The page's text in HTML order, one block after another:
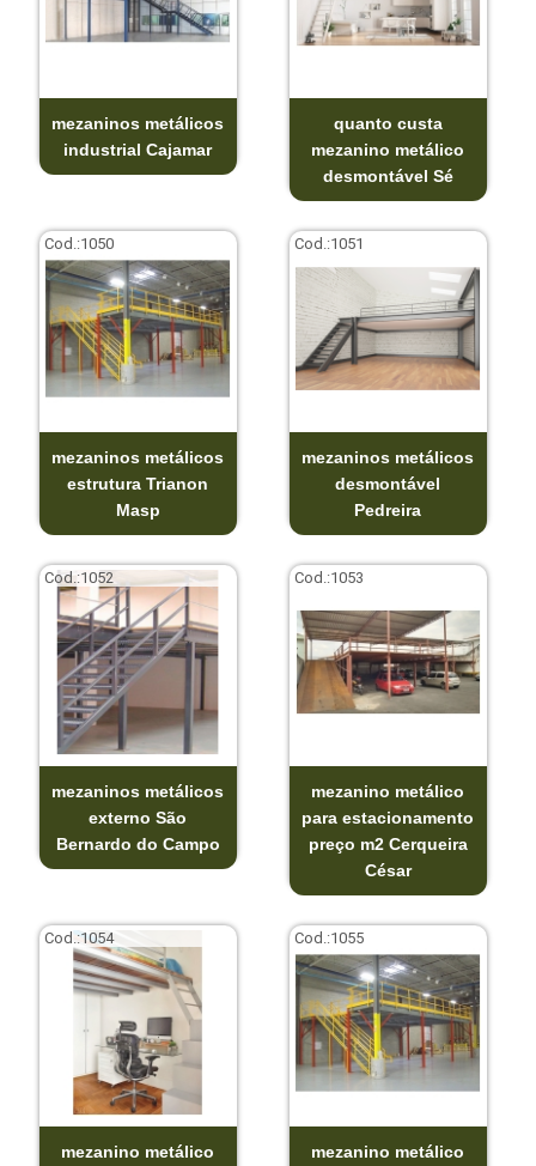
mezaninos metálicos
industrial Cajamar
quanto custa
mezanino metálico
desmontável Sé
Cod.:1050
mezaninos metálicos
estrutura Trianon
Masp
Cod.:1051
mezaninos metálicos
desmontável
Pedreira
Cod.:1052
mezaninos metálicos
externo São
Bernardo do Campo
Cod.:1053
mezanino metálico
para estacionamento
preço m2 Cerqueira
César
Cod.:1054
mezanino metálico
Cod.:1055
mezanino metálico